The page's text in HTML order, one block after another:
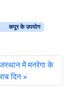
कपूर के उपयोग
में मनरेगा के
दिन